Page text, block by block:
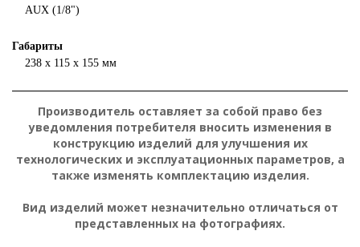
AUX (1/8")
Габариты
238 x 115 x 155 мм
Производитель оставляет за собой право без
уведомления потребителя вносить изменения в
конструкцию изделий для улучшения их
технологических и эксплуатационных параметров, а
также изменять комплектацию изделия.
Вид изделий может незначительно отличаться от
представленных на фотографиях.